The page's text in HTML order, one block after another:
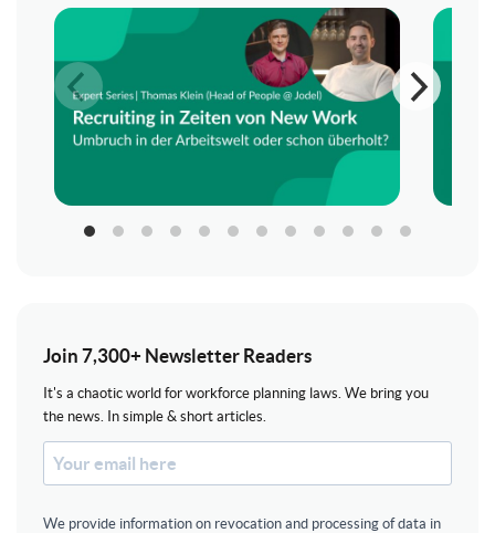
Join 7,300+ Newsletter Readers
It's a chaotic world for workforce planning laws. We bring you
the news. In simple & short articles.
We provide information on revocation and processing of data in